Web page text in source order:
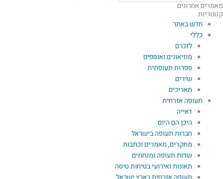
מאמרים אחרונים
קטגוריות
חדש באתר
כללי
לזכרם
מוזיאונים ואוספים
ספרות תעופתית
שירים
תאריכים
תעופה אזרחית
דאייה
היכן הם היום
חברות תעופה בישראל
מחקרים, מאמרים וכתבות
שדות תעופה ומנחתים
תאונות ואירועי בטיחות טיסה